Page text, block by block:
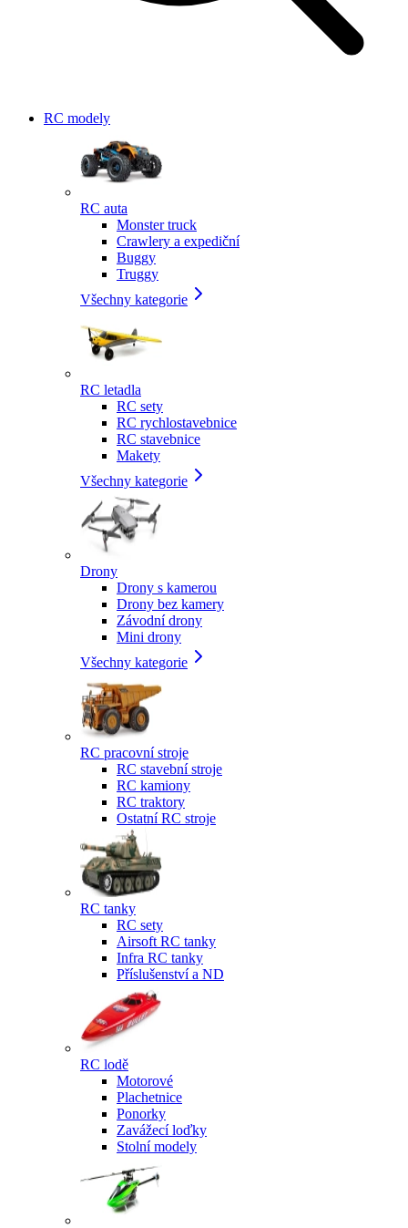
RC modely
RC auta
Monster truck
Crawlery a expediční
Buggy
Truggy
Všechny kategorie
RC letadla
RC sety
RC rychlostavebnice
RC stavebnice
Makety
Všechny kategorie
Drony
Drony s kamerou
Drony bez kamery
Závodní drony
Mini drony
Všechny kategorie
RC pracovní stroje
RC stavební stroje
RC kamiony
RC traktory
Ostatní RC stroje
RC tanky
RC sety
Airsoft RC tanky
Infra RC tanky
Příslušenství a ND
RC lodě
Motorové
Plachetnice
Ponorky
Zavážecí loďky
Stolní modely